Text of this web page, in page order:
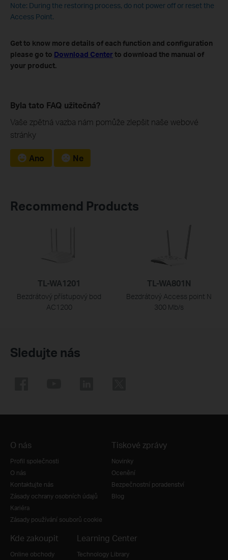
Note: During the restoring process, do not power off or reset the
Access Point.
Get to know more details of each function and configuration
please go to Download Center to download the manual of
your product.
Byla tato FAQ užitečná?
Vaše zpětná vazba nám pomůže zlepšit naše webové
stránky
Ano Ne
Recommend Products
TL-WA1201
Bezdrátový přístupový bod
AC1200
TL-WA801N
Bezdrátový Access point N
300 Mb/s
Sledujte nás
O nás
Profil společnosti
O nás
Kontaktujte nás
Zásady ochrany osobních údajů
Kariéra
Zásady používání souborů cookie
Tiskové zprávy
Novinky
Ocenění
Bezpečnostní poradenství
Blog
Kde zakoupit
Online obchody
Learning Center
Technology Library